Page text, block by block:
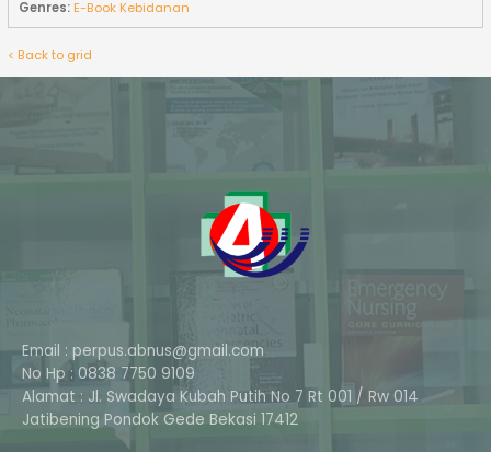
Genres:E-Book Kebidanan
< Back to grid
Email : perpus.abnus@gmail.com
No Hp : 0838 7750 9109
Alamat : Jl. Swadaya Kubah Putih No 7 Rt 001 / Rw 014
Jatibening Pondok Gede Bekasi 17412